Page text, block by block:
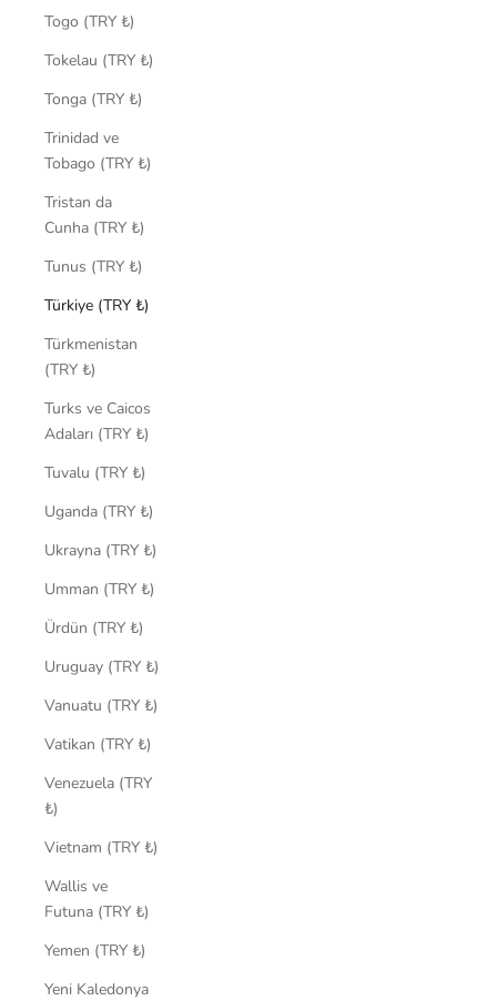
Togo (TRY ₺)
Tokelau (TRY ₺)
Tonga (TRY ₺)
Trinidad ve
Tobago (TRY ₺)
Tristan da
Cunha (TRY ₺)
Tunus (TRY ₺)
Türkiye (TRY ₺)
Türkmenistan
(TRY ₺)
Turks ve Caicos
Adaları (TRY ₺)
Tuvalu (TRY ₺)
Uganda (TRY ₺)
Ukrayna (TRY ₺)
Umman (TRY ₺)
Ürdün (TRY ₺)
Uruguay (TRY ₺)
Vanuatu (TRY ₺)
Vatikan (TRY ₺)
Venezuela (TRY
₺)
Vietnam (TRY ₺)
Wallis ve
Futuna (TRY ₺)
Yemen (TRY ₺)
Yeni Kaledonya